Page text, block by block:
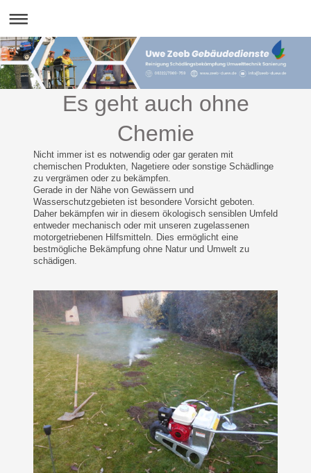
Es geht auch ohne
Chemie
Nicht immer ist es notwendig oder gar geraten mit
chemischen Produkten, Nagetiere oder sonstige Schädlinge
zu vergrämen oder zu bekämpfen.
Gerade in der Nähe von Gewässern und
Wasserschutzgebieten ist besondere Vorsicht geboten.
Daher bekämpfen wir in diesem ökologisch sensiblen Umfeld
entweder mechanisch oder mit unseren zugelassenen
motorgetriebenen Hilfsmitteln. Dies ermöglicht eine
bestmögliche Bekämpfung ohne Natur und Umwelt zu
schädigen.